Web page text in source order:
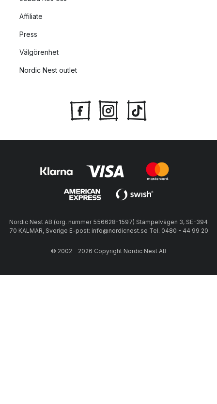
Affiliate
Press
Välgörenhet
Nordic Nest outlet
Nordic Nest AB (org. nummer 556628-1597) Stämpelvägen 3, SE-394
70 KALMAR, Sverige E-post: info@nordicnest.se Tel. 0480 - 44 99 20
© 2002 - 2026 Copyright Nordic Nest AB